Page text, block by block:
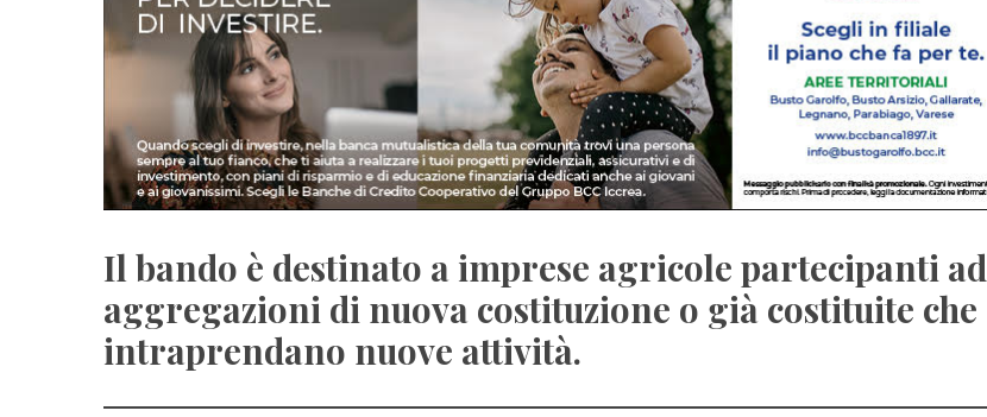
Il bando è destinato a imprese agricole partecipanti ad
aggregazioni di nuova costituzione o già costituite che
intraprendano nuove attività.